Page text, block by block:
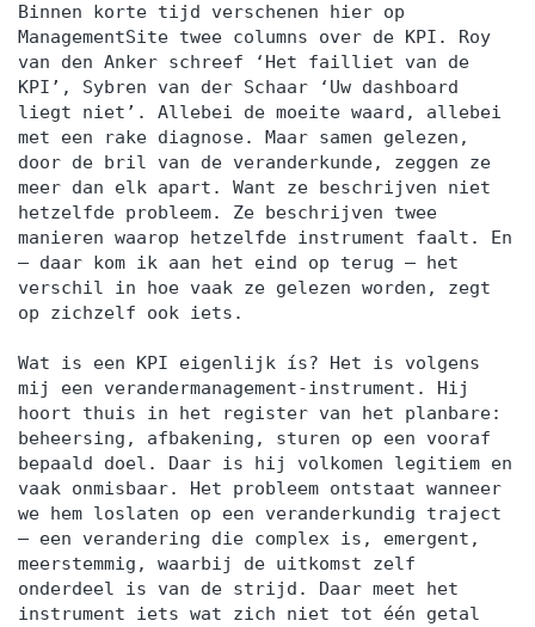
Binnen korte tijd verschenen hier op
ManagementSite twee columns over de KPI. Roy
van den Anker schreef ‘Het failliet van de
KPI’, Sybren van der Schaar ‘Uw dashboard
liegt niet’. Allebei de moeite waard, allebei
met een rake diagnose. Maar samen gelezen,
door de bril van de veranderkunde, zeggen ze
meer dan elk apart. Want ze beschrijven niet
hetzelfde probleem. Ze beschrijven twee
manieren waarop hetzelfde instrument faalt. En
— daar kom ik aan het eind op terug — het
verschil in hoe vaak ze gelezen worden, zegt
op zichzelf ook iets.
Wat is een KPI eigenlijk ís? Het is volgens
mij een verandermanagement-instrument. Hij
hoort thuis in het register van het planbare:
beheersing, afbakening, sturen op een vooraf
bepaald doel. Daar is hij volkomen legitiem en
vaak onmisbaar. Het probleem ontstaat wanneer
we hem loslaten op een veranderkundig traject
— een verandering die complex is, emergent,
meerstemmig, waarbij de uitkomst zelf
onderdeel is van de strijd. Daar meet het
instrument iets wat zich niet tot één getal